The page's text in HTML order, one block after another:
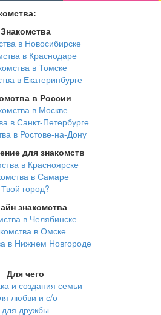
Знакомства
в Новосибирске
в Краснодаре
в Томске
в Екатеринбурге
в России
в Москве
в Санкт-Петербурге
в Ростове-на-Дону
для знакомств
в Красноярске
в Самаре
Твой город?
знакомства
в Челябинске
в Омске
в Нижнем Новгороде
Для чего
и создания семьи
любви и с/о
для дружбы